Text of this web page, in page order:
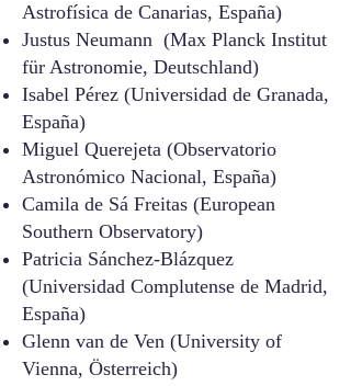
Astrofísica de Canarias, España)
Justus Neumann (Max Planck Institut
für Astronomie, Deutschland)
Isabel Pérez (Universidad de Granada,
España)
Miguel Querejeta (Observatorio
Astronómico Nacional, España)
Camila de Sá Freitas (European
Southern Observatory)
Patricia Sánchez-Blázquez
(Universidad Complutense de Madrid,
España)
Glenn van de Ven (University of
Vienna, Österreich)